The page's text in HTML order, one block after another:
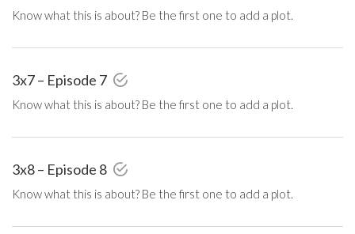
Know what this is about? Be the first one to add a plot.
3x7 – Episode 7
Know what this is about? Be the first one to add a plot.
3x8 – Episode 8
Know what this is about? Be the first one to add a plot.